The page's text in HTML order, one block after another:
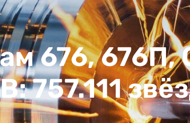
676,
757.111